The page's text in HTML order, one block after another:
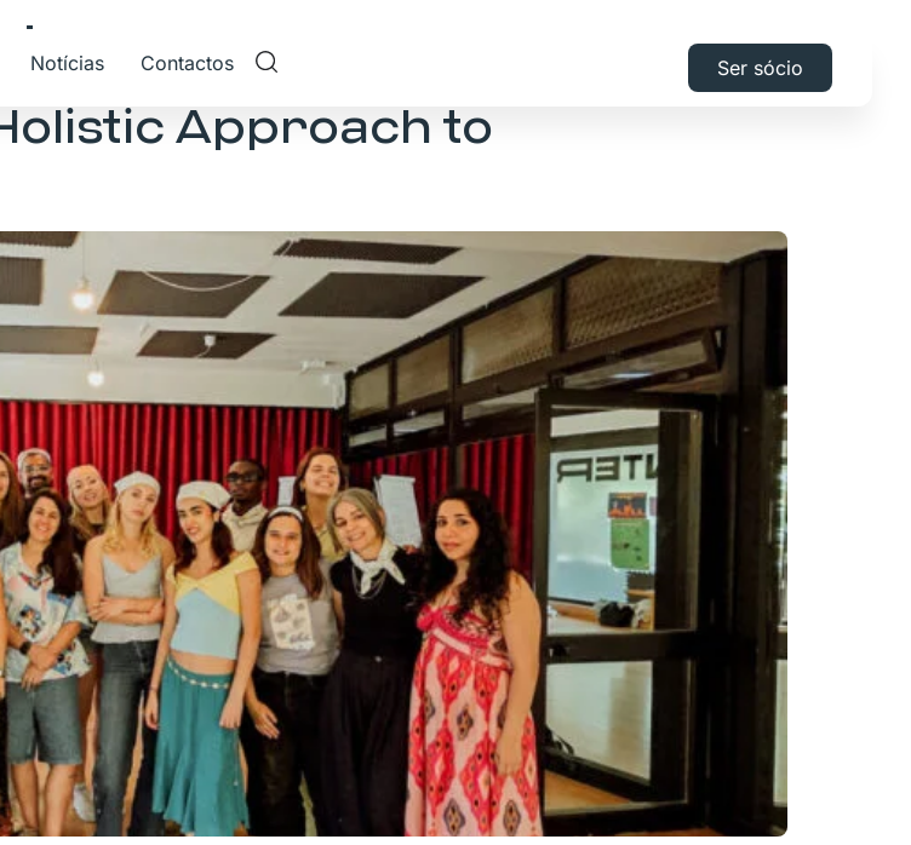
Notícias Contactos Ser sócio
Approach to